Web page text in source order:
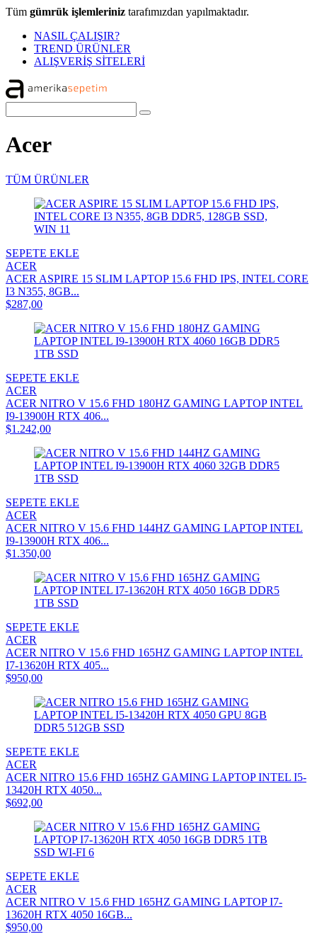
Tüm gümrük işlemleriniz tarafımızdan yapılmaktadır.
NASIL ÇALIŞIR?
TREND ÜRÜNLER
ALIŞVERİŞ SİTELERİ
Acer
TÜM ÜRÜNLER
SEPETE EKLE
ACER
ACER ASPIRE 15 SLIM LAPTOP 15.6 FHD IPS, INTEL CORE
I3 N355, 8GB...
$287,00
SEPETE EKLE
ACER
ACER NITRO V 15.6 FHD 180HZ GAMING LAPTOP INTEL
I9-13900H RTX 406...
$1.242,00
SEPETE EKLE
ACER
ACER NITRO V 15.6 FHD 144HZ GAMING LAPTOP INTEL
I9-13900H RTX 406...
$1.350,00
SEPETE EKLE
ACER
ACER NITRO V 15.6 FHD 165HZ GAMING LAPTOP INTEL
I7-13620H RTX 405...
$950,00
SEPETE EKLE
ACER
ACER NITRO 15.6 FHD 165HZ GAMING LAPTOP INTEL I5-
13420H RTX 4050...
$692,00
SEPETE EKLE
ACER
ACER NITRO V 15.6 FHD 165HZ GAMING LAPTOP I7-
13620H RTX 4050 16GB...
$950,00